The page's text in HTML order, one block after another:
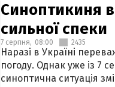
Синоптикиня
сильної спеки
7 серпня, 08:00 2435
Наразі в Україні
погоду. Однак уже із 7
синоптична ситуація